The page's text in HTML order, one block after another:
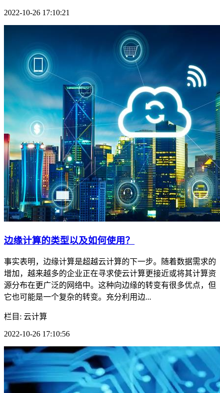
2022-10-26 17:10:21
边缘计算的类型以及如何使用？
​事实表明，边缘计算是超越云计算的下一步。随着数据需求的
增加，越来越多的企业正在寻求使云计算更接近或将其计算资
源分布在更广泛的网络中。这种向边缘的转变有很多优点，但
它也可能是一个复杂的转变。充分利用边...
栏目: 云计算
2022-10-26 17:10:56